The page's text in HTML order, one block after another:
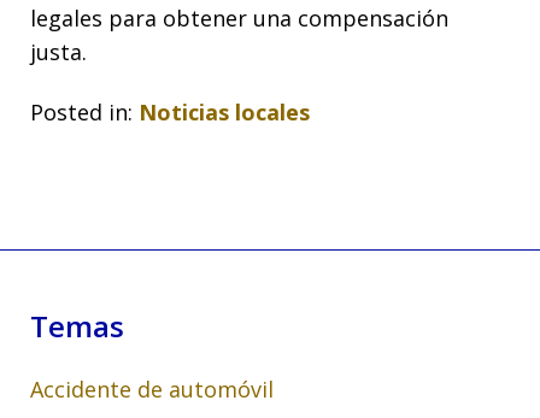
legales para obtener una compensación
justa.
Posted in: Noticias locales
Temas
Accidente de automóvil